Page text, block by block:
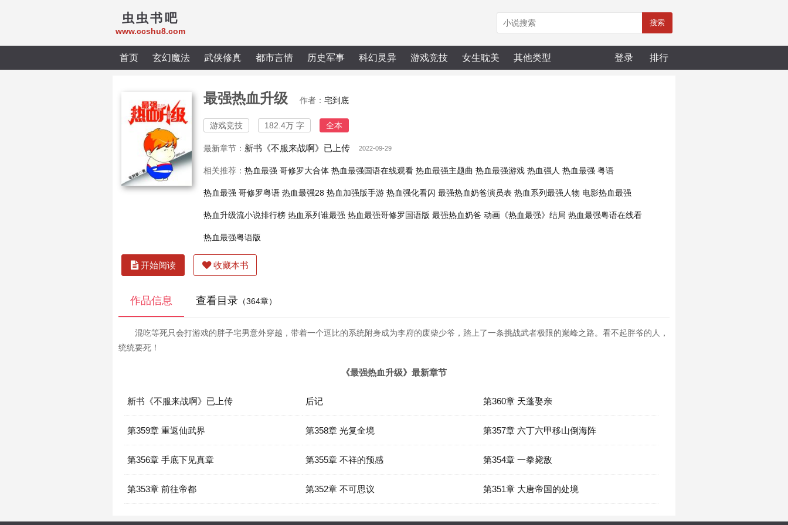
虫虫书吧
www.ccshu8.com
搜索
首页 玄幻魔法 武侠修真 都市言情 历史军事 科幻灵异 游戏竞技 女生耽美 其他类型 登录 排行
最强热血升级 作者： 宅到底
游戏竞技 182.4万 字 全本
最新章节： 新书《不服来战啊》已上传 2022-09-29
相关推荐： 热血最强 哥修罗大合体 热血最强国语在线观看 热血最强主题曲 热血最强游戏 热血强人 热血最强 粤语
热血最强 哥修罗粤语 热血最强28 热血加强版手游 热血强化看闪 最强热血奶爸演员表 热血系列最强人物 电影热血最强
热血升级流小说排行榜 热血系列谁最强 热血最强哥修罗国语版 最强热血奶爸 动画《热血最强》结局 热血最强粤语在线看
热血最强粤语版
开始阅读 收藏本书
作品信息 查看目录 （364章）
混吃等死只会打游戏的胖子宅男意外穿越，带着一个逗比的系统附身成为李府的废柴少爷，踏上了一条挑战武者极限的巅峰之路。看不起胖爷的人，
统统要死！
《最强热血升级》最新章节
新书《不服来战啊》已上传 后记 第360章 天蓬娶亲
第359章 重返仙武界 第358章 光复全境 第357章 六丁六甲移山倒海阵
第356章 手底下见真章 第355章 不祥的预感 第354章 一拳毙敌
第353章 前往帝都 第352章 不可思议 第351章 大唐帝国的处境